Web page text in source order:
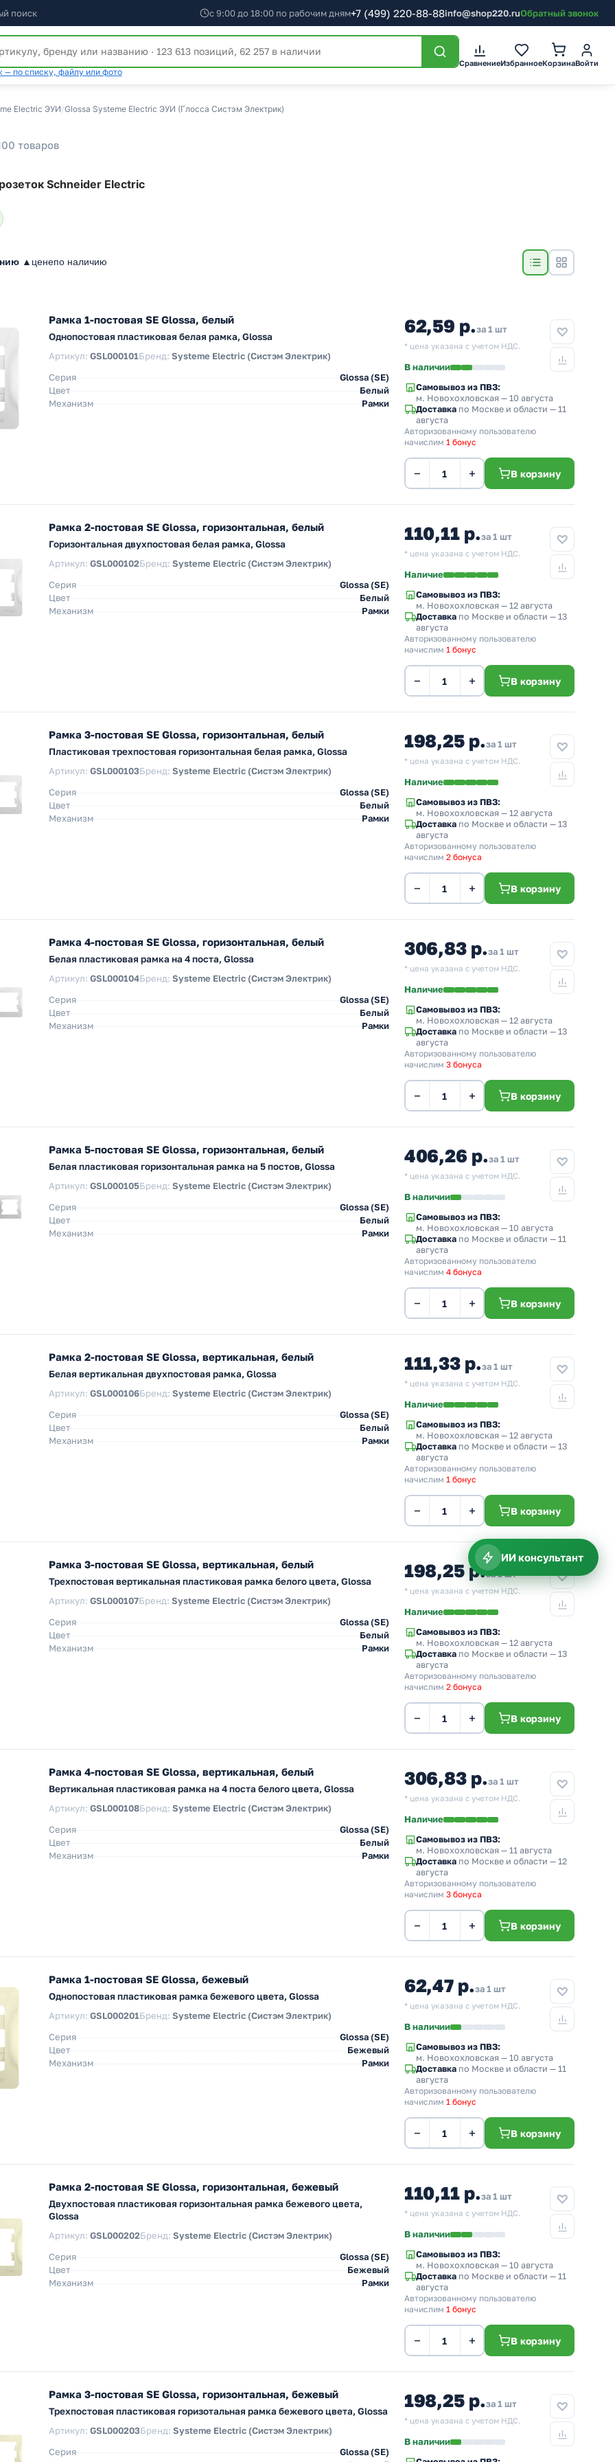
поиск с 9:00 до 18:00 по рабочим дням+7 (499) 220-88-88info@shop220.ruОбратный звонок
— по списку, файлу или фото
СравнениеИзбранноеКорзинаВойти
Electric ЭУИ/Glossa Systeme Electric ЭУИ (Глосса Систэм Электрик)
товаров
Schneider Electric
▲ ценепо наличию
Рамка 1-постовая SE Glossa, белый
Однопостовая пластиковая белая рамка, Glossa
Артикул: GSL000101Бренд: Systeme Electric (Систэм Электрик)
Серия
Glossa (SE)
Цвет
Белый
Механизм
Рамки
62,59 р.за 1 шт
* цена указана с учетом НДС.
В наличии
Самовывоз из ПВЗ:
м. Новохохловская — 10 августа
Доставка по Москве и области — 11
августа
Авторизованному пользователю
начислим 1 бонус
− + В корзину
Рамка 2-постовая SE Glossa, горизонтальная, белый
Горизонтальная двухпостовая белая рамка, Glossa
Артикул: GSL000102Бренд: Systeme Electric (Систэм Электрик)
Серия
Glossa (SE)
Цвет
Белый
Механизм
Рамки
110,11 р.за 1 шт
* цена указана с учетом НДС.
Наличие
Самовывоз из ПВЗ:
м. Новохохловская — 12 августа
Доставка по Москве и области — 13
августа
Авторизованному пользователю
начислим 1 бонус
− + В корзину
Рамка 3-постовая SE Glossa, горизонтальная, белый
Пластиковая трехпостовая горизонтальная белая рамка, Glossa
Артикул: GSL000103Бренд: Systeme Electric (Систэм Электрик)
Серия
Glossa (SE)
Цвет
Белый
Механизм
Рамки
198,25 р.за 1 шт
* цена указана с учетом НДС.
Наличие
Самовывоз из ПВЗ:
м. Новохохловская — 12 августа
Доставка по Москве и области — 13
августа
Авторизованному пользователю
начислим 2 бонуса
− + В корзину
Рамка 4-постовая SE Glossa, горизонтальная, белый
Белая пластиковая рамка на 4 поста, Glossa
Артикул: GSL000104Бренд: Systeme Electric (Систэм Электрик)
Серия
Glossa (SE)
Цвет
Белый
Механизм
Рамки
306,83 р.за 1 шт
* цена указана с учетом НДС.
Наличие
Самовывоз из ПВЗ:
м. Новохохловская — 12 августа
Доставка по Москве и области — 13
августа
Авторизованному пользователю
начислим 3 бонуса
− + В корзину
Рамка 5-постовая SE Glossa, горизонтальная, белый
Белая пластиковая горизонтальная рамка на 5 постов, Glossa
Артикул: GSL000105Бренд: Systeme Electric (Систэм Электрик)
Серия
Glossa (SE)
Цвет
Белый
Механизм
Рамки
406,26 р.за 1 шт
* цена указана с учетом НДС.
В наличии
Самовывоз из ПВЗ:
м. Новохохловская — 10 августа
Доставка по Москве и области — 11
августа
Авторизованному пользователю
начислим 4 бонуса
− + В корзину
Рамка 2-постовая SE Glossa, вертикальная, белый
Белая вертикальная двухпостовая рамка, Glossa
Артикул: GSL000106Бренд: Systeme Electric (Систэм Электрик)
Серия
Glossa (SE)
Цвет
Белый
Механизм
Рамки
111,33 р.за 1 шт
* цена указана с учетом НДС.
Наличие
Самовывоз из ПВЗ:
м. Новохохловская — 12 августа
Доставка по Москве и области — 13
августа
Авторизованному пользователю
начислим 1 бонус
− + В корзину
Рамка 3-постовая SE Glossa, вертикальная, белый
Трехпостовая вертикальная пластиковая рамка белого цвета, Glossa
Артикул: GSL000107Бренд: Systeme Electric (Систэм Электрик)
Серия
Glossa (SE)
Цвет
Белый
Механизм
Рамки
198,25 р.за 1 шт
* цена указана с учетом НДС.
Наличие
Самовывоз из ПВЗ:
м. Новохохловская — 12 августа
Доставка по Москве и области — 13
августа
Авторизованному пользователю
начислим 2 бонуса
− + В корзину
Рамка 4-постовая SE Glossa, вертикальная, белый
Вертикальная пластиковая рамка на 4 поста белого цвета, Glossa
Артикул: GSL000108Бренд: Systeme Electric (Систэм Электрик)
Серия
Glossa (SE)
Цвет
Белый
Механизм
Рамки
306,83 р.за 1 шт
* цена указана с учетом НДС.
Наличие
Самовывоз из ПВЗ:
м. Новохохловская — 11 августа
Доставка по Москве и области — 12
августа
Авторизованному пользователю
начислим 3 бонуса
− + В корзину
Рамка 1-постовая SE Glossa, бежевый
Однопостовая пластиковая рамка бежевого цвета, Glossa
Артикул: GSL000201Бренд: Systeme Electric (Систэм Электрик)
Серия
Glossa (SE)
Цвет
Бежевый
Механизм
Рамки
62,47 р.за 1 шт
* цена указана с учетом НДС.
В наличии
Самовывоз из ПВЗ:
м. Новохохловская — 10 августа
Доставка по Москве и области — 11
августа
Авторизованному пользователю
начислим 1 бонус
− + В корзину
Рамка 2-постовая SE Glossa, горизонтальная, бежевый
Двухпостовая пластиковая горизонтальная рамка бежевого цвета,
Glossa
Артикул: GSL000202Бренд: Systeme Electric (Систэм Электрик)
Серия
Glossa (SE)
Цвет
Бежевый
Механизм
Рамки
110,11 р.за 1 шт
* цена указана с учетом НДС.
В наличии
Самовывоз из ПВЗ:
м. Новохохловская — 10 августа
Доставка по Москве и области — 11
августа
Авторизованному пользователю
начислим 1 бонус
− + В корзину
Рамка 3-постовая SE Glossa, горизонтальная, бежевый
Трехпостовая пластиковая горизотальная рамка бежевого цвета, Glossa
Артикул: GSL000203Бренд: Systeme Electric (Систэм Электрик)
Серия
Glossa (SE)
198,25 р.за 1 шт
* цена указана с учетом НДС.
В наличии
ИИ консультант